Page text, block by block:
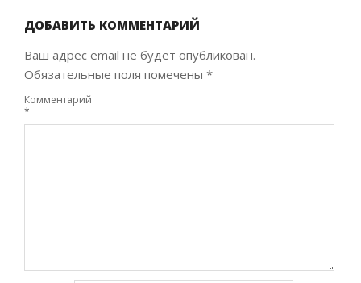
20
ДОБАВИТЬ КОММЕНТАРИЙ
Ваш адрес email не будет опубликован.
Обязательные поля помечены *
Комментарий
*